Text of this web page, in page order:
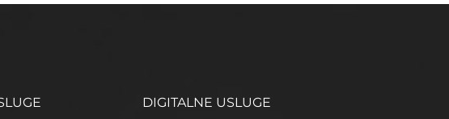
DIGITALNE USLUGE